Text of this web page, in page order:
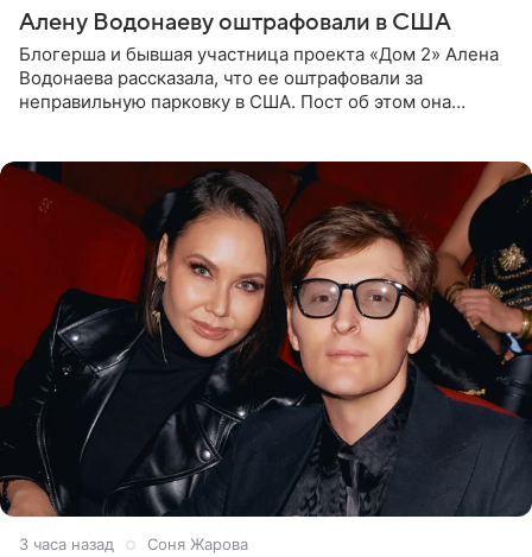
Алену Водонаеву оштрафовали в США
Блогерша и бывшая участница проекта «Дом 2» Алена
Водонаева рассказала, что ее оштрафовали за
неправильную парковку в США. Пост об этом она
3 часа назад Соня Жарова